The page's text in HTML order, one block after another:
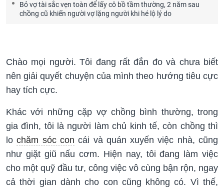
Bỏ vợ tài sắc vẹn toàn để lấy cô bồ tầm thường, 2 năm sau
chồng cũ khiến người vợ lặng người khi hé lộ lý do
Chào mọi người. Tôi đang rất đắn đo và chưa biết
nên giải quyết chuyện của mình theo hướng tiêu cực
hay tích cực.
Khác với những cặp vợ chồng bình thường, trong
gia đình, tôi là người làm chủ kinh tế, còn chồng thì
lochăm sóc con cái và quán xuyến việc nhà, cũng
như giặt giũ nấu cơm. Hiện nay, tôi đang làm việc
cho một quỹ đầu tư, công việc vô cùng bận rộn, ngay
cả thời gian dành cho con cũng không có. Vì thế,